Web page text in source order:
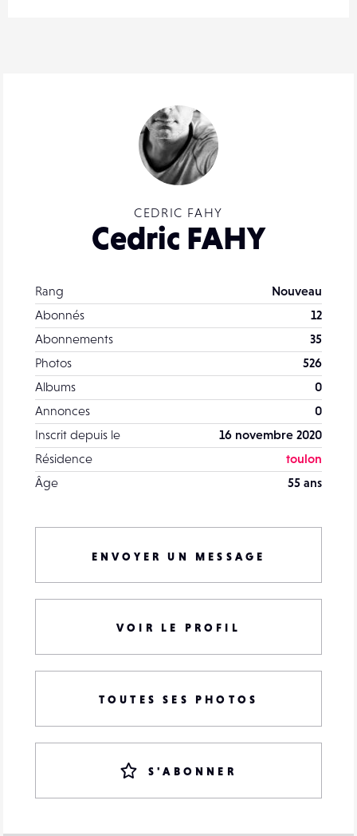
CEDRIC FAHY
Cedric FAHY
Rang
Nouveau
Abonnés
12
Abonnements
35
Photos
526
Albums
0
Annonces
0
Inscrit depuis le
16 novembre 2020
Résidence
toulon
Âge
55 ans
ENVOYER UN MESSAGE
VOIR LE PROFIL
TOUTES SES PHOTOS
S'ABONNER